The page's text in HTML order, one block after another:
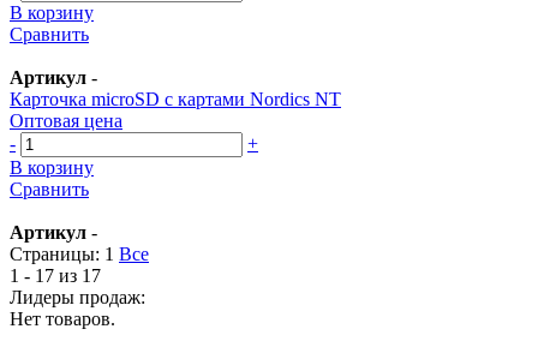
В корзину
Сравнить
Артикул -
Карточка microSD с картами Nordics NT
Оптовая цена
-
+
В корзину
Сравнить
Артикул -
Страницы: 1 Все
1 - 17 из 17
Лидеры продаж:
Нет товаров.